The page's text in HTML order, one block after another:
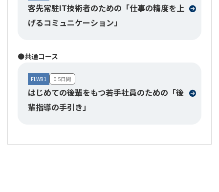
客先常駐IT技術者のための「仕事の精度を上
げるコミュニケーション」
⚫共通コース
FLW81
はじめての後輩をもつ若手社員のための「後
輩指導の手引き」
0.5日間